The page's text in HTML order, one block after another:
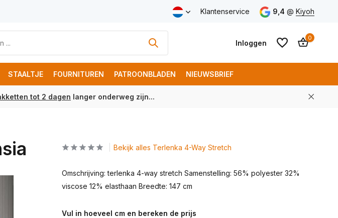
€ 5,95 Klantenservice 9,4 @ Kiyoh
Inloggen
0
STAALTJE FOURNITUREN PATROONBLADEN NIEUWSBRIEF
tot 2 dagen langer onderweg zijn...
Bekijk alles Terlenka 4-Way Stretch
Omschrijving: terlenka 4-way stretch Samenstelling: 56% polyester 32%
viscose 12% elasthaan Breedte: 147 cm
Vul in hoeveel cm en bereken de prijs